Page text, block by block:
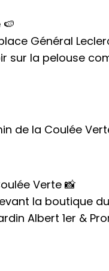
Général
sur la pelouse
de la Coulée
Verte 📸
la boutique
Albert 1er &